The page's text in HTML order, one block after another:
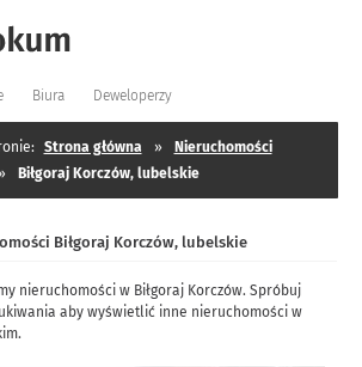
Biura Deweloperzy
Strona główna »
Nieruchomości
»
Biłgoraj Korczów, lubelskie
Biłgoraj Korczów, lubelskie
nieruchomości w Biłgoraj Korczów. Spróbuj
aby wyświetlić inne nieruchomości w